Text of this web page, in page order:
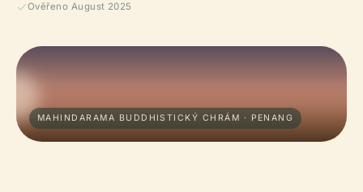
Ověřeno August 2025
MAHINDARAMA BUDDHISTICKÝ CHRÁM · PENANG